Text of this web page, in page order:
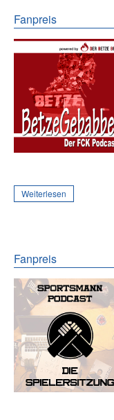
Fanpreis
Weiterlesen
Fanpreis